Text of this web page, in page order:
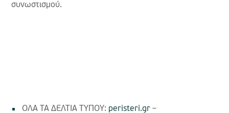
συνωστισμού.
ΟΛΑ ΤΑ ΔΕΛΤΙΑ ΤΥΠΟΥ: peristeri.gr –